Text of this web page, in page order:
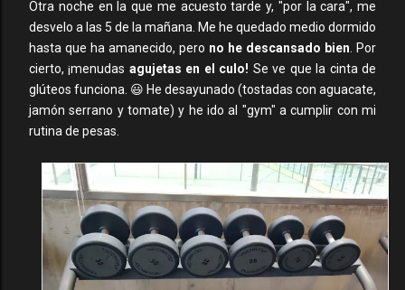
Otra noche en la que me acuesto tarde y, "por la cara", me
desvelo a las 5 de la mañana. Me he quedado medio dormido
hasta que ha amanecido, pero no he descansado bien . Por
cierto, ¡menudas agujetas en el culo! Se ve que la cinta de
glúteos funciona. 😃 He desayunado (tostadas con aguacate,
jamón serrano y tomate) y he ido al "gym" a cumplir con mi
rutina de pesas.